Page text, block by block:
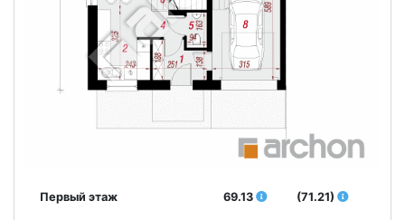
Первый этаж 69.13 (71.21)